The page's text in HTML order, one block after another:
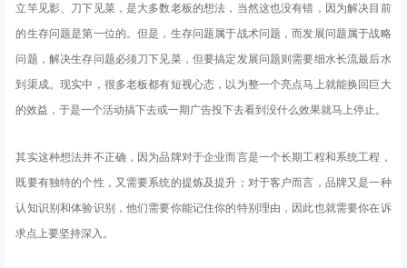
立竿见影、刀下见菜，是大多数老板的想法，当然这也没有错，因为解决目前
的生存问题是第一位的。但是，生存问题属于战术问题，而发展问题属于战略
问题，解决生存问题必须刀下见菜，但要搞定发展问题则需要细水长流最后水
到渠成。现实中，很多老板都有短视心态，以为整一个亮点马上就能换回巨大
的效益，于是一个活动搞下去或一期广告投下去看到没什么效果就马上停止。
其实这种想法并不正确，因为品牌对于企业而言是一个长期工程和系统工程，
既要有独特的个性，又需要系统的提炼及提升；对于客户而言，品牌又是一种
认知识别和体验识别，他们需要你能记住你的特别理由，因此也就需要你在诉
求点上要坚持深入。